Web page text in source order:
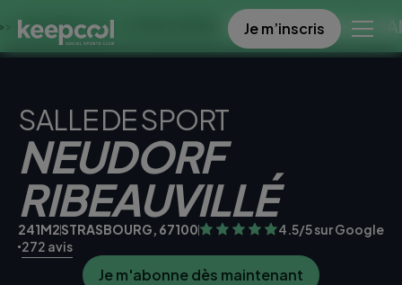
À 0€ << OFFRE LIMITÉE ☀️ OFFRE SPECIALE DANS CE
Je m’inscris
SALLE DE SPORT
NEUDORF
RIBEAUVILLÉ
241M2STRASBOURG, 67100
4.5/5 sur Google
272 avis
Je m'abonne dès maintenant